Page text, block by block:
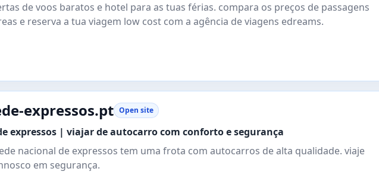
de voos baratos e hotel para as tuas férias. compara os preços de passagens
e reserva a tua viagem low cost com a agência de viagens edreams.
expressos.pt Open site
expressos | viajar de autocarro com conforto e segurança
nacional de expressos tem uma frota com autocarros de alta qualidade. viaje
em segurança.